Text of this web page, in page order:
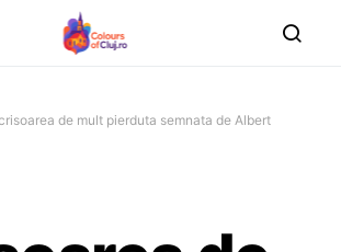
de mult pierduta semnata de Albert